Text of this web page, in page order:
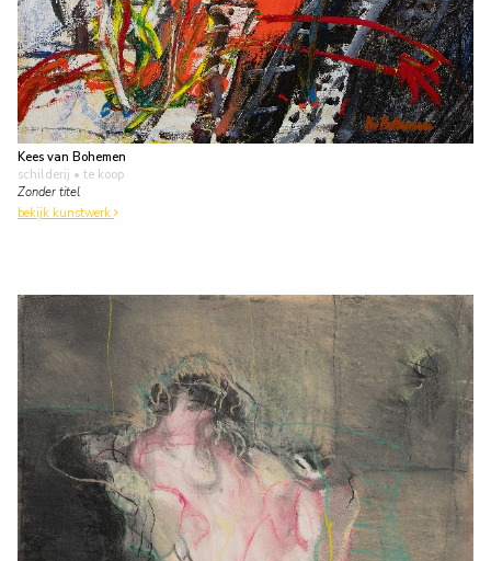
Kees van Bohemen
schilderij • te koop
Zonder titel
bekijk kunstwerk